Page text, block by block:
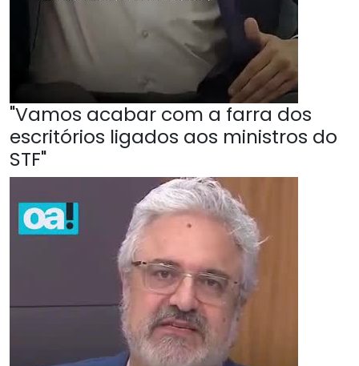
"Vamos acabar com a farra dos
escritórios ligados aos ministros do
STF"